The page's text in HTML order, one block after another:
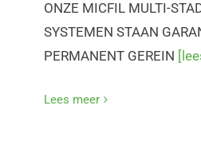
ONZE MICFIL MULTI-
SYSTEMEN STAAN
PERMANENT GEREIN
Lees meer